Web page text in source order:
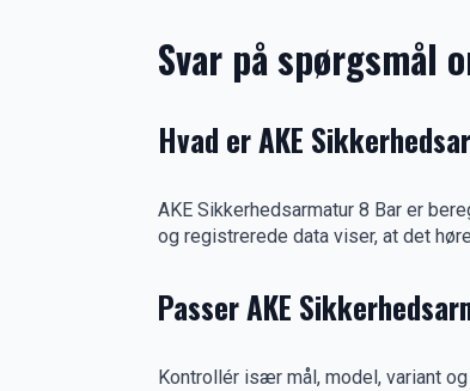
Svar på spørgsmål
Hvad er AKE
AKE Sikkerhedsarmatur 8 Bar er
og registrerede data viser, at det
Passer AKE
Kontrollér især mål, model, variant